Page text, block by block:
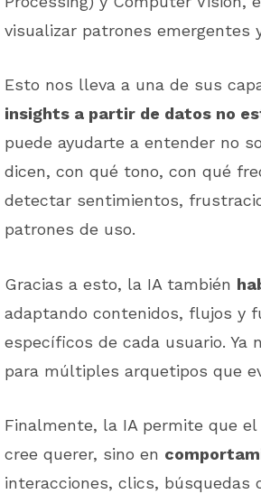
visualizar patrones emergentes
Esto nos lleva a una de sus
insights a partir de datos no
puede ayudarte a entender no
dicen, con qué tono, con qué
detectar sentimientos,
patrones de uso.
Gracias a esto, la IA también
adaptando contenidos, flujos y
específicos de cada usuario. Ya
para múltiples arquetipos que
Finalmente, la IA permite que
cree querer, sino en
interacciones, clics, búsquedas